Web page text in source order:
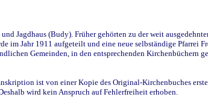
Jagdhaus (Budy). Früher gehörten zu der weit
im Jahr 1911 aufgeteilt und eine neue selbständige Pfarrei
Gemeinden, in den entsprechenden Kirchenbüchern
ist von einer Kopie des Original-Kirchenbuches
wird kein Anspruch auf Fehlerfreiheit erhoben.